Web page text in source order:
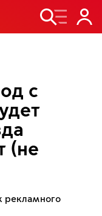
с
(не
рекламного